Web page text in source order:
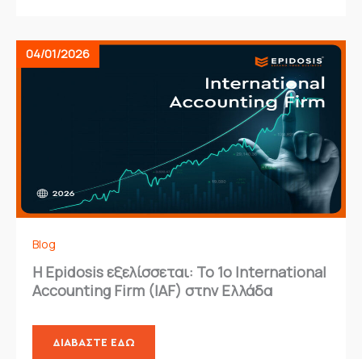
04/01/2026
Blog
Η Epidosis εξελίσσεται: Το 1ο International
Accounting Firm (IAF) στην Ελλάδα
ΔΙΑΒΆΣΤΕ ΕΔΏ